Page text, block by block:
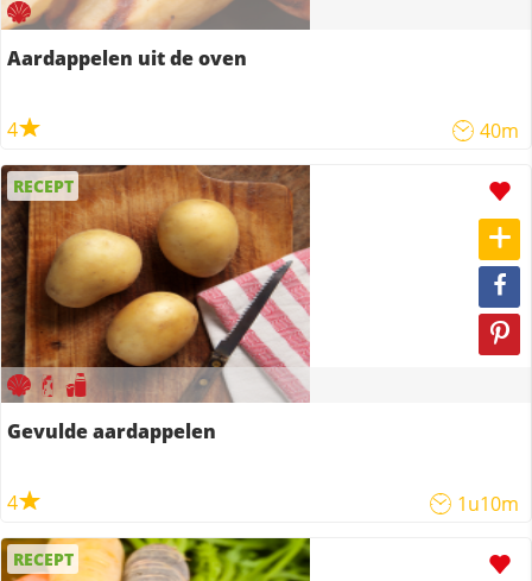
Aardappelen uit de oven
4 40m
RECEPT
Gevulde aardappelen
4 1u10m
RECEPT